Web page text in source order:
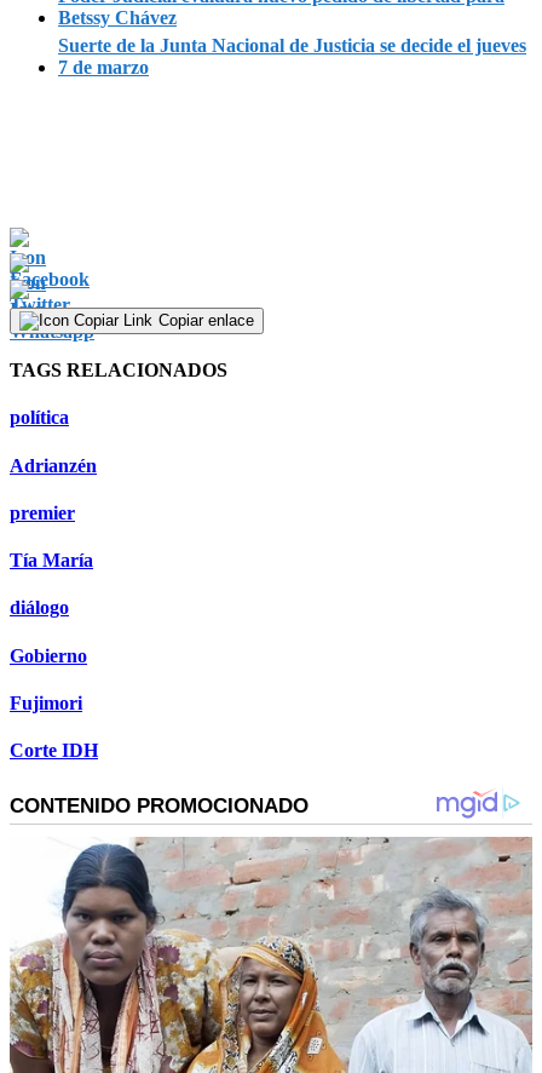
Betssy Chávez
Suerte de la Junta Nacional de Justicia se decide el jueves
7 de marzo
Copiar enlace
TAGS RELACIONADOS
política
Adrianzén
premier
Tía María
diálogo
Gobierno
Fujimori
Corte IDH